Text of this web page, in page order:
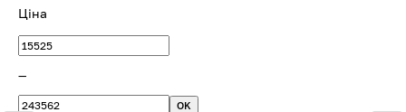
Ціна
—
OK